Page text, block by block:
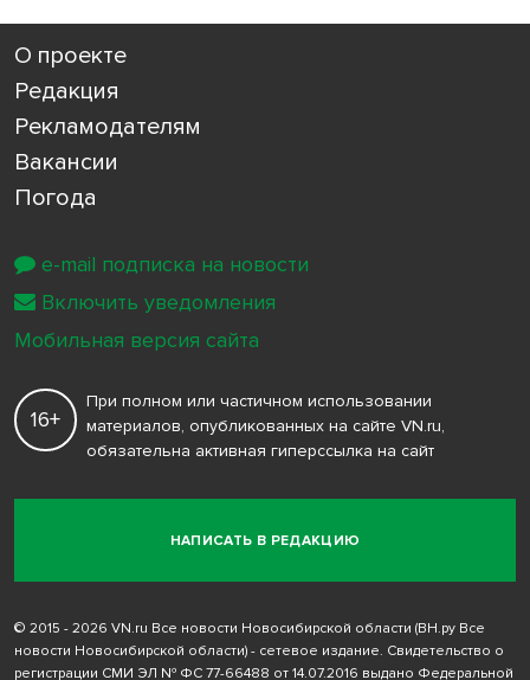
О проекте
Редакция
Рекламодателям
Вакансии
Погода
НАПИСАТЬ В РЕДАКЦИЮ
16+
При полном или частичном использовании
материалов, опубликованных на сайте VN.ru,
обязательна активная гиперссылка на сайт
© 2015 - 2026 VN.ru Все новости Новосибирской области (ВН.ру Все
новости Новосибирской области) - сетевое издание. Свидетельство о
регистрации СМИ ЭЛ № ФС 77-66488 от 14.07.2016 выдано Федеральной
e-mail подписка на новости
Включить уведомления
Мобильная версия сайта